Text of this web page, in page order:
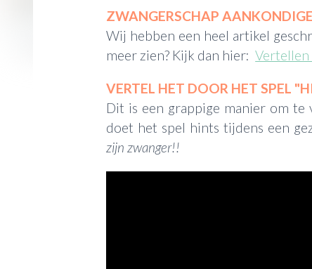
ZWANGERSCHAP
Wij hebben een heel artikel
meer zien? Kijk dan hier:Vertellen
VERTEL HET DOOR HET SPEL
Dit is een grappige manier om
doet het spel hints tijdens een
zijn zwanger!!